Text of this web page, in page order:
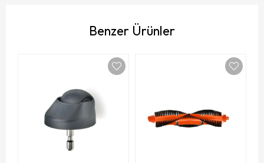
Benzer Ürünler